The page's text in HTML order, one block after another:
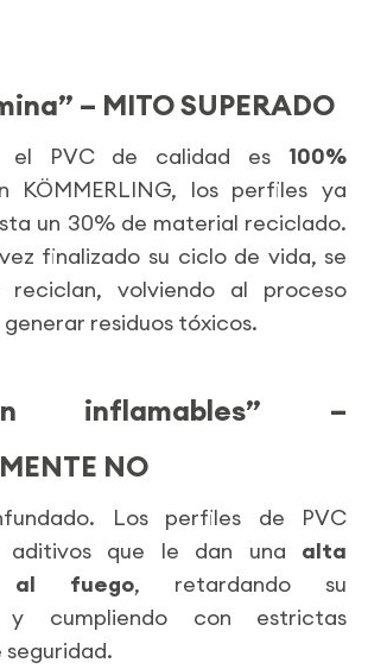
– MITO SUPERADO
el PVC de calidad es100%
KÖMMERLING, los perfiles ya
un 30% de material reciclado.
finalizado su ciclo de vida, se
reciclan, volviendo al proceso
residuos tóxicos.
inflamables” –
NO
Los perfiles de PVC
aditivos que le dan una alta
al fuego, retardando su
y cumpliendo con estrictas